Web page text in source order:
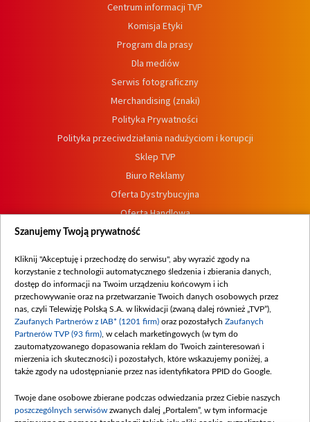
Centrum informacji TVP
Komisja Etyki
Program dla prasy
Dla mediów
Serwis fotograficzny
Merchandising (znaki)
Polityka Prywatności
Polityka przeciwdziałania nadużyciom i korupcji
Sklep TVP
Biuro Reklamy
Oferta Dystrybucyjna
Oferta Handlowa
Dostępność
Procedura zgłoszeń wewnętrznych
Szanujemy Twoją prywatność
Kliknij "Akceptuję i przechodzę do serwisu", aby wyrazić zgody na
korzystanie z technologii automatycznego śledzenia i zbierania danych,
dostęp do informacji na Twoim urządzeniu końcowym i ich
przechowywanie oraz na przetwarzanie Twoich danych osobowych przez
nas, czyli Telewizję Polską S.A. w likwidacji (zwaną dalej również „TVP”),
Zaufanych Partnerów z IAB* (1201 firm) oraz pozostałych Zaufanych
Partnerów TVP (93 firm) , w celach marketingowych (w tym do
zautomatyzowanego dopasowania reklam do Twoich zainteresowań i
mierzenia ich skuteczności) i pozostałych, które wskazujemy poniżej, a
także zgody na udostępnianie przez nas identyfikatora PPID do Google.
Twoje dane osobowe zbierane podczas odwiedzania przez Ciebie naszych
poszczególnych serwisów zwanych dalej „Portalem”, w tym informacje